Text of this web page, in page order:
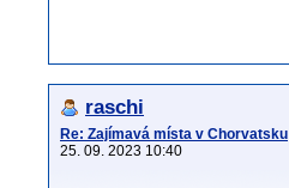
raschi
Re: Zajímavá místa v Chorvatsku
25. 09. 2023 10:40